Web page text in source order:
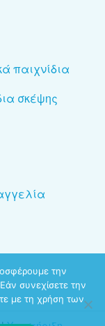
παιχνίδια
σκέψης
την
συνεχίσετε την
με τη χρήση των